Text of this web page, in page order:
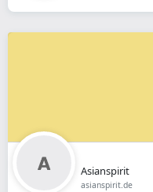
Asianspirit
asianspirit.de